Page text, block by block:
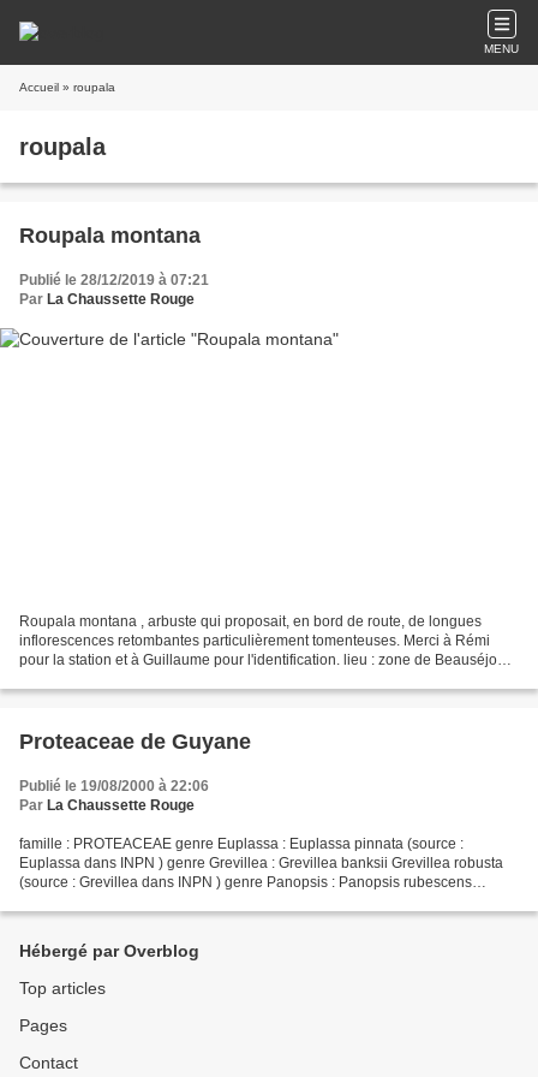
MENU
Accueil » roupala
roupala
Roupala montana
Publié le 28/12/2019 à 07:21
Par La Chaussette Rouge
Roupala montana , arbuste qui proposait, en bord de route, de longues
inflorescences retombantes particulièrement tomenteuses. Merci à Rémi
pour la station et à Guillaume pour l'identification. lieu : zone de Beauséjour,
Proteaceae de Guyane
Publié le 19/08/2000 à 22:06
Par La Chaussette Rouge
famille : PROTEACEAE genre Euplassa : Euplassa pinnata (source :
Euplassa dans INPN ) genre Grevillea : Grevillea banksii Grevillea robusta
(source : Grevillea dans INPN ) genre Panopsis : Panopsis rubescens
Hébergé par Overblog
Top articles
Pages
Contact